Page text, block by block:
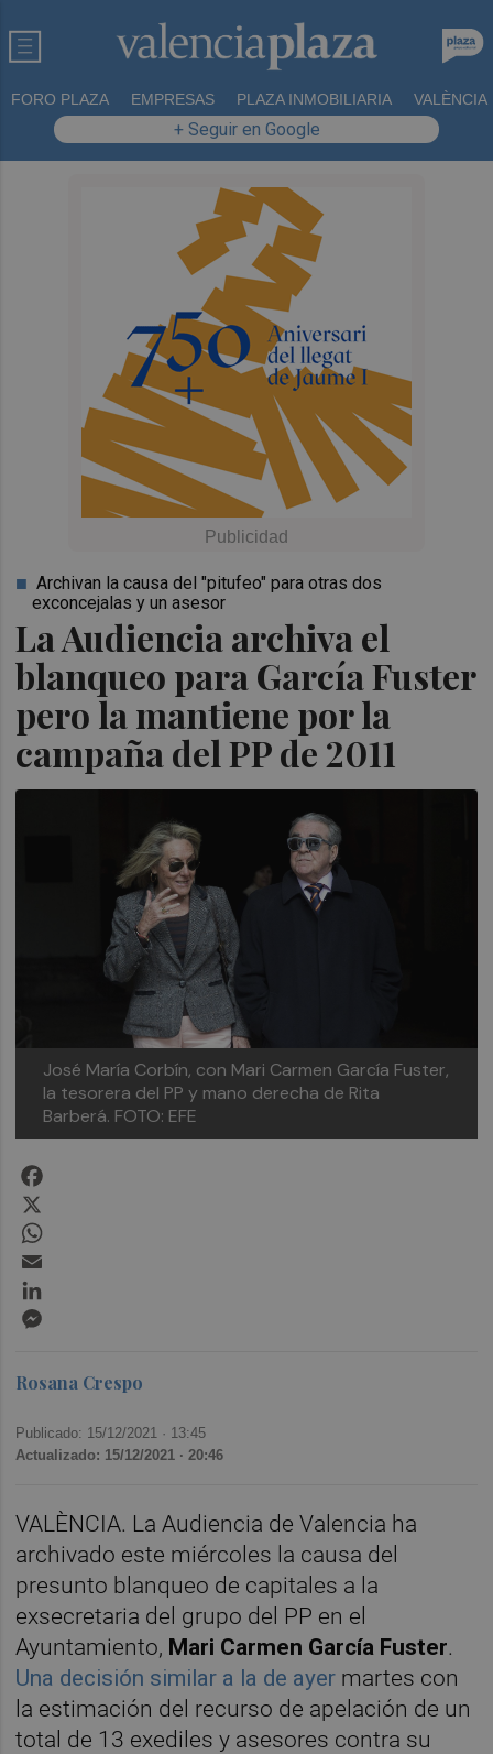
FORO PLAZA EMPRESAS PLAZA INMOBILIARIA VALÈNCIA
+ Seguir en Google
La Audiencia archiva el
blanqueo para García Fuster
pero la mantiene por la
campaña del PP de 2011
Archivan la causa del "pitufeo" para otras dos
exconcejalas y un asesor
José María Corbín, con Mari Carmen García Fuster,
la tesorera del PP y mano derecha de Rita
Barberá. FOTO: EFE
Rosana Crespo
Publicado: 15/12/2021 · 13:45
Actualizado: 15/12/2021 · 20:46
VALÈNCIA. La Audiencia de Valencia ha
archivado este miércoles la causa del
presunto blanqueo de capitales a la
exsecretaria del grupo del PP en el
Ayuntamiento, Mari Carmen García Fuster.
Una decisión similar a la de ayer martes con
la estimación del recurso de apelación de un
total de 13 exediles y asesores contra su